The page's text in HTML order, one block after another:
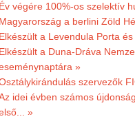
Év végére 100%-os szelektív
Magyarország a berlini Zöld
Elkészült a Levendula Porta
Elkészült a Duna-Dráva
»
szervezők
idei évben számos
»